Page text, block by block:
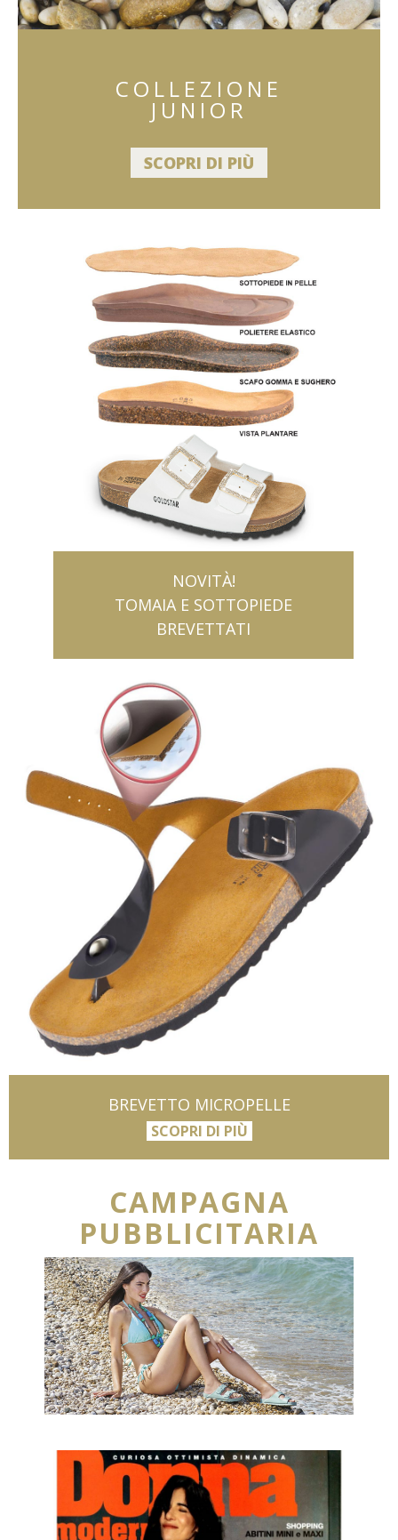
COLLEZIONE
JUNIOR
SCOPRI DI PIÙ
NOVITÀ!
TOMAIA E SOTTOPIEDE
BREVETTATI
BREVETTO MICROPELLE
SCOPRI DI PIÙ
CAMPAGNA
PUBBLICITARIA